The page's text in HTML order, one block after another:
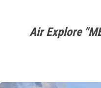
Air Explore